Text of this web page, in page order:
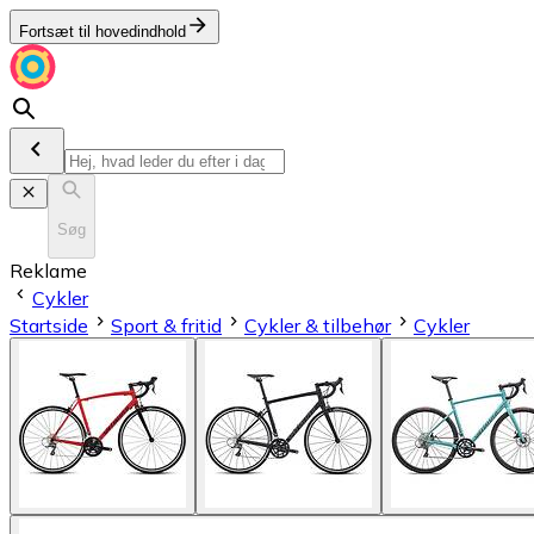
Fortsæt til hovedindhold
Søg
Reklame
Cykler
Startside
Sport & fritid Cykler & tilbehør Cykler